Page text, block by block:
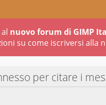
nuovo forum di GIMP
su come iscriversi alla
per citare i